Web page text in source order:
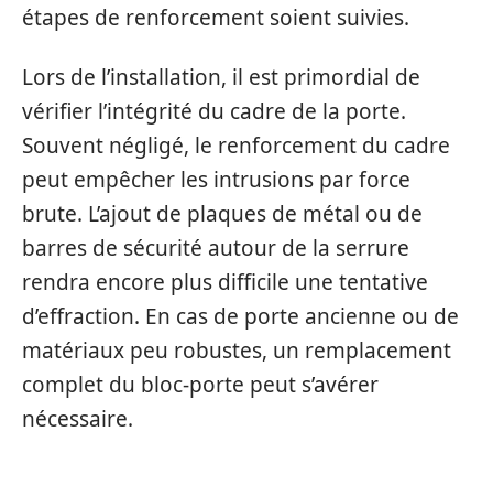
étapes de renforcement soient suivies.
Lors de l’installation, il est primordial de
vérifier l’intégrité du cadre de la porte.
Souvent négligé, le renforcement du cadre
peut empêcher les intrusions par force
brute. L’ajout de plaques de métal ou de
barres de sécurité autour de la serrure
rendra encore plus difficile une tentative
d’effraction. En cas de porte ancienne ou de
matériaux peu robustes, un remplacement
complet du bloc-porte peut s’avérer
nécessaire.